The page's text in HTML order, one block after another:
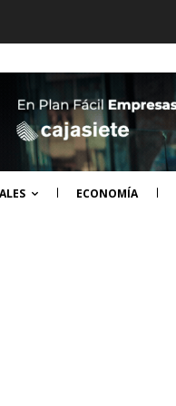
ECONOMÍA